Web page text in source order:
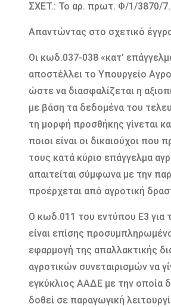
ΣΧΕΤ.: Το αρ. πρωτ. Φ/1/3870/
Απαντώντας στο σχετικό
Οι κωδ.037-038 «κατ’
αποστέλλει το Υπουργείο
ώστε να διασφαλίζεται η
με βάση τα δεδομένα του
τη μορφή προσθήκης γίνεται
ποιοι είναι οι δικαιούχοι
τους κατά κύριο επάγγελμα
απαιτείται σύμφωνα με την
προέρχεται από αγροτική
Ο κωδ.011 του εντύπου Ε3 για
είναι επίσης
εφαρμογή της απαλλακτικής
αγροτικών συνεταιρισμών να
εγκύκλιος ΑΑΔΕ με την οποία
δοθεί σε παραγωγική